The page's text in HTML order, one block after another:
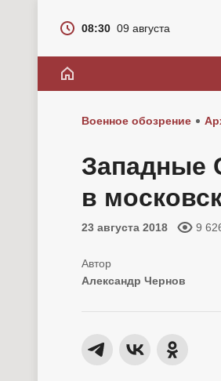
08:30 09 августа
Военное обозрение
Западные
в
23 августа 2018 9
Александр Чернов